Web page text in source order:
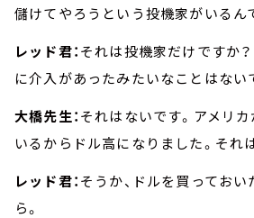
儲けてやろうという投機家がいるん
レッド君：それは投機家だけですか
に介入があったみたいなことはない
大橋先生：それはないです。アメリ
いるからドル高になりました。それ
レッド君：そうか、ドルを買ってお
ら。